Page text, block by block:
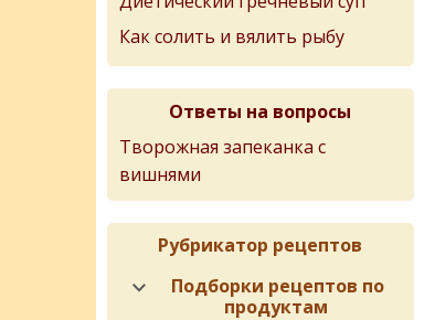
Как солить и вялить рыбу
Ответы на вопросы
Творожная запеканка с
вишнями
Рубрикатор рецептов
Подборки рецептов по
продуктам